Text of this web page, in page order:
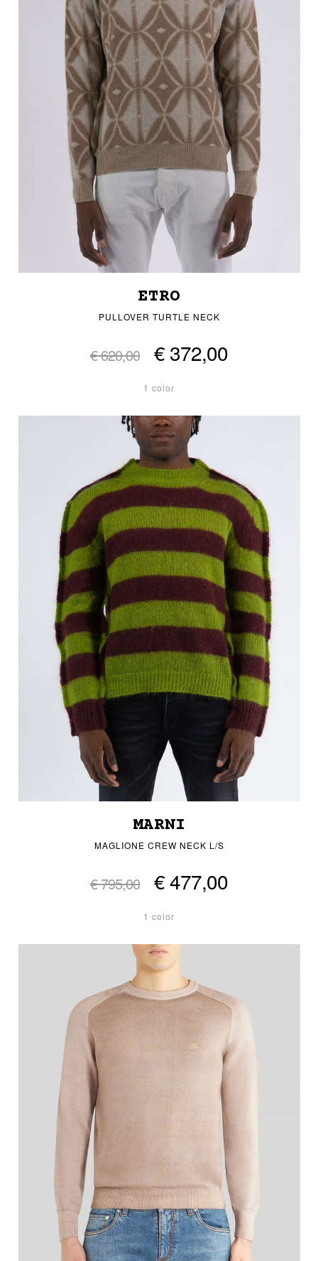
ETRO
PULLOVER TURTLE NECK
€ 620,00 € 372,00
1 color
MARNI
MAGLIONE CREW NECK L/S
€ 795,00 € 477,00
1 color